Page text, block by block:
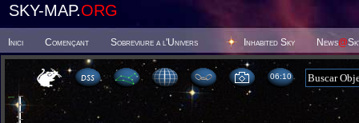
SKY-MAP.ORG
Inici Començant Sobreviure a l'Univers Inhabited Sky News@
06 10